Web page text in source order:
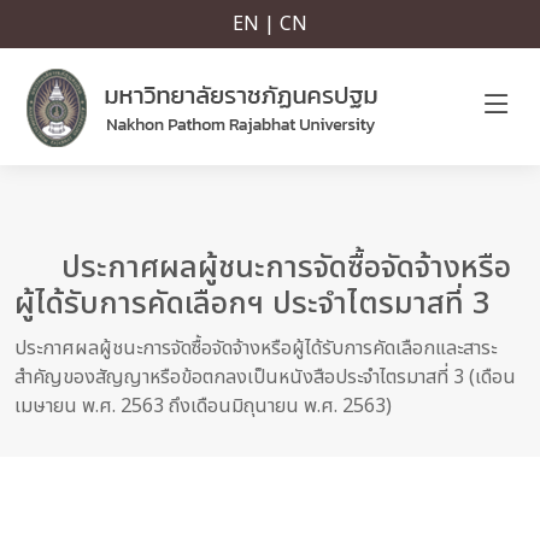
EN | CN
ประกาศผลผู้ชนะการจัดซื้อจัดจ้างหรือ
ผู้ได้รับการคัดเลือกฯ ประจำไตรมาสที่ 3
ประกาศผลผู้ชนะการจัดซื้อจัดจ้างหรือผู้ได้รับการคัดเลือกและสาระ
สำคัญของสัญญาหรือข้อตกลงเป็นหนังสือประจำไตรมาสที่ 3 (เดือน
เมษายน พ.ศ. 2563 ถึงเดือนมิถุนายน พ.ศ. 2563)